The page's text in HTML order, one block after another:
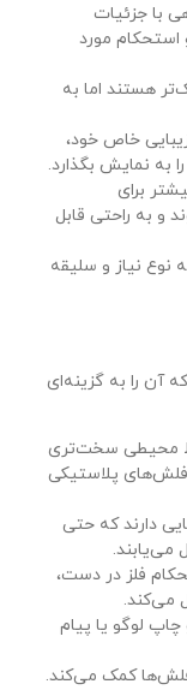
با جزئیات
استحکام مورد
هستند اما به
خاص خود،
به نمایش بگذارد.
برای
و به راحتی قابل
نوع نیاز و سلیقه
آن را به گزینه‌ای
محیطی سخت‌تری
فلش‌های پلاستیکی
دارند که حتی
می‌یابند.
فلز در دست،
می‌کند.
لوگو یا پیام
فلش‌ها کمک می‌کند.